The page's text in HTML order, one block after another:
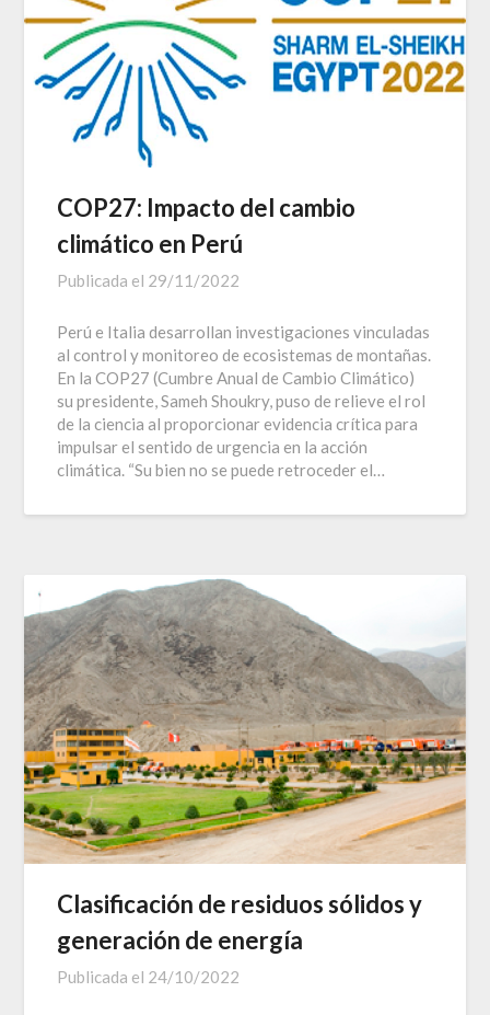
COP27: Impacto del cambio
climático en Perú
Publicada el 29/11/2022
Perú e Italia desarrollan investigaciones vinculadas
al control y monitoreo de ecosistemas de montañas.
En la COP27 (Cumbre Anual de Cambio Climático)
su presidente, Sameh Shoukry, puso de relieve el rol
de la ciencia al proporcionar evidencia crítica para
impulsar el sentido de urgencia en la acción
climática. “Su bien no se puede retroceder el…
Clasificación de residuos sólidos y
generación de energía
Publicada el 24/10/2022